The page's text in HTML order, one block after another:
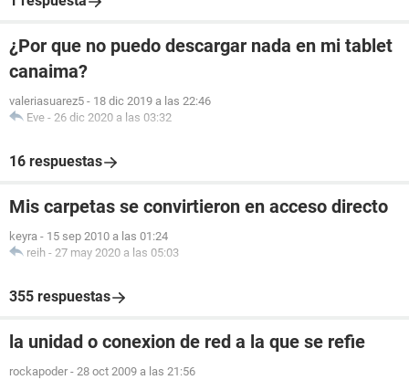
¿Por que no puedo descargar nada en mi tablet
canaima?
valeriasuarez5 - 18 dic 2019 a las 22:46
Eve - 26 dic 2020 a las 03:32
16 respuestas
Mis carpetas se convirtieron en acceso directo
keyra - 15 sep 2010 a las 01:24
reih - 27 may 2020 a las 05:03
355 respuestas
la unidad o conexion de red a la que se refie
rockapoder - 28 oct 2009 a las 21:56